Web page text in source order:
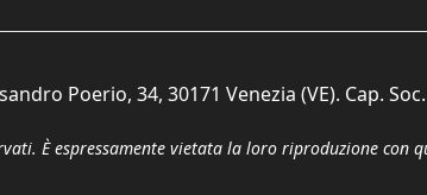
Poerio, 34, 30171 Venezia (VE). Cap.
È espressamente vietata la loro riproduzione con